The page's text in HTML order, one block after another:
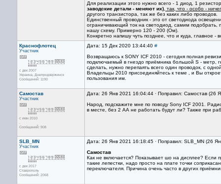
Для реализации этого нужно всего - 1 диод, 1
заводские детали - меняют их) так, что - особо -
другого транзистора, так же без каких либо проводов.
Единственный проводник - это от светодиода
ограничивающий ток на светодиод, самим подобрать,
нашу схему. Примерно 120 - 200 (Ом).
Конкретно напишу чуть позднее, что и куда, главное -
Краснофлотец
Участник
с дек 2007
Украина, Днепродзержинск
Сообщений: 1190
Дата: 15 Дек 2020 13:44:40 #
Возвращаюсь к SONY ICF 2010 - сегодня полная
подключаемый в гнездо приёмника большой S - метр,
сделать, нужно перепаять всего один проводок, с
Владельцы 2010 присоединяйтесь к теме , и Вы
пользования им.
Самостав
Участник
с июн 2010
.
Сообщений: 908
Дата: 26 Янв 2021 16:04:44 · Поправил: Самостав (26
Народ, подскажите мне по поводу Sony ICF 2001.
в месте, без 2 АА не работать будут ли? Также при
SLB_MN
Участник
с дек 2017
Ставрополь
Сообщений: 2068
Дата: 26 Янв 2021 16:18:45 · Поправил: SLB_MN (26
Самостав
Как не включается? Показывает шо на дисплее? Если
такие лепестки, надо просто на плате точки
переключателя. Причина очень часто в других